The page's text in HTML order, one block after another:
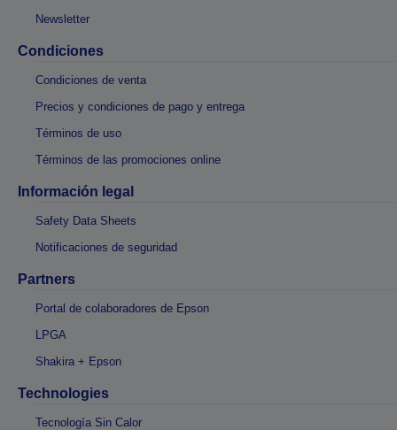
Newsletter
Condiciones
Condiciones de venta
Precios y condiciones de pago y entrega
Términos de uso
Términos de las promociones online
Información legal
Safety Data Sheets
Notificaciones de seguridad
Partners
Portal de colaboradores de Epson
LPGA
Shakira + Epson
Technologies
Tecnología Sin Calor